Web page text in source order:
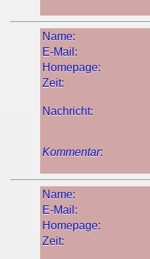
Name:
E-Mail:
Homepage:
Zeit:
Nachricht:
Kommentar:
Name:
E-Mail:
Homepage:
Zeit: